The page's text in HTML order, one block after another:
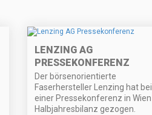
LENZING AG
PRESSEKONFERENZ
Der börsenorientierte
Faserhersteller Lenzing hat bei
einer Pressekonferenz in Wien
Halbjahresbilanz gezogen.